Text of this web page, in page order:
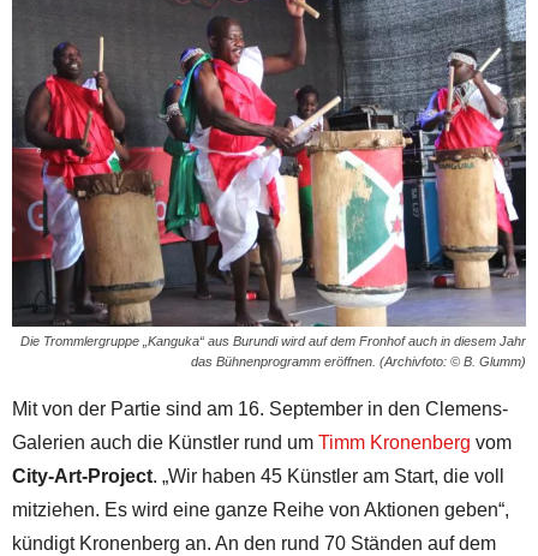
Die Trommlergruppe „Kanguka“ aus Burundi wird auf dem Fronhof auch in diesem Jahr
das Bühnenprogramm eröffnen. (Archivfoto: © B. Glumm)
Mit von der Partie sind am 16. September in den Clemens-
Galerien auch die Künstler rund um Timm Kronenberg vom
City-Art-Project. „Wir haben 45 Künstler am Start, die voll
mitziehen. Es wird eine ganze Reihe von Aktionen geben“,
kündigt Kronenberg an. An den rund 70 Ständen auf dem